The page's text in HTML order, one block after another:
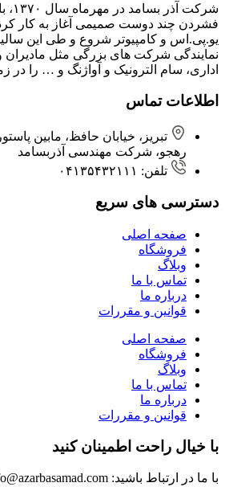
شرکت
فشردن ‌چند دوست صمیمی آغاز به کار
یو.پی.اس و کامپیوتر شروع و طی این
نمایندگی شرکت های بزرگی مثل مادیران
اداری، سام الترونیک و آواژنگ و … را در
اطلاعات تماس
تبریز، خیابان حافظ، مابین
رهجو، شرکت مهندسی آذربسامد
تلفن: ۰۴۱۳۵۴۳۲۱۱۱
دسترسی های سریع
صفحه اصلی
فروشگاه
وبلاگ
تماس با ما
درباره ما
قوانین و مقررات
صفحه اصلی
فروشگاه
وبلاگ
تماس با ما
درباره ما
قوانین و مقررات
با خیال راحت اطمینان کنید
با ما در ارتباط باشید: info@azarbasamad.com